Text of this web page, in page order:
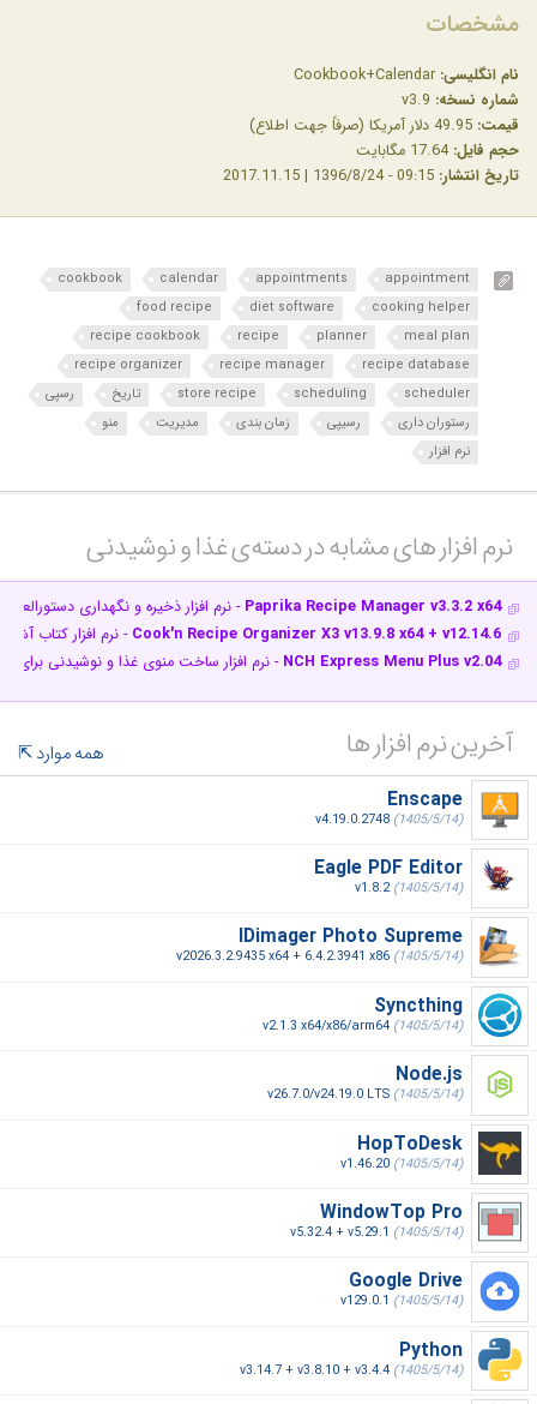
مشخصات
نام انگلیسی:
شماره نسخه:
قیمت:
حجم فایل: 17.64 مگابایت
تاریخ انتشار:
appointment
appointments
calendar
cookbook
cooking helper
diet software
food recipe
meal plan
planner
recipe
recipe cookbook
recipe database
recipe manager
recipe organizer
scheduler
scheduling
store recipe تاریخ
رسپی
رستوران داری
رسیپی زمان بندی مدیریت
منو
نرم افزار
نرم افزار های مشابه در دسته‌ی‌ غذا و نوشیدنی‎
Paprika Recipe Manager v3.3.2 x64 - نرم افزار ذخیره و نگهداری
Cook'n Recipe Organizer X3 v13.9.8 x64 + v12.14.6 - نرم افزار کتاب
NCH Express Menu Plus v2.04 - نرم افزار ساخت منوی غذا و نوشیدنی برای
آخرین نرم افزار ها
همه موارد
Enscape
v4.19.0.2748 (1405/5/14)
Eagle PDF Editor
v1.8.2(1405/5/14)
IDimager Photo Supreme
v2026.3.2.9435 x64 + 6.4.2.3941 x86 (1405/5/14)
Syncthing
v2.1.3 x64/x86/arm64 (1405/5/14)
Node.js
v26.7.0/v24.19.0 LTS (1405/5/14)
HopToDesk
v1.46.20 (1405/5/14)
WindowTop Pro
v5.32.4 + v5.29.1 (1405/5/14)
Google Drive
v129.0.1 (1405/5/14)
Python
v3.14.7 + v3.8.10 + v3.4.4 (1405/5/14)